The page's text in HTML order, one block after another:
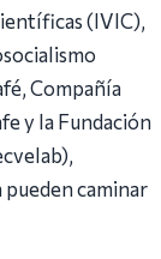
(IVIC),
Compañía
y la Fundación
caminar